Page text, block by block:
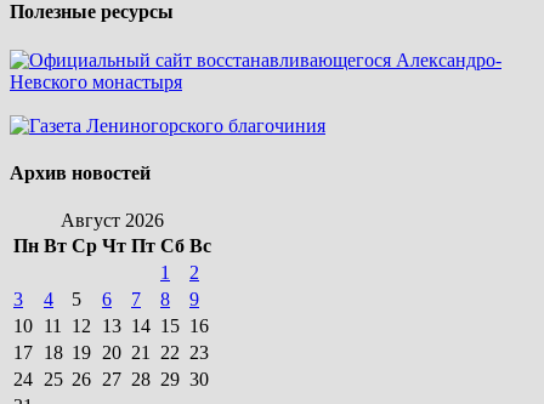
Полезные ресурсы
Архив новостей
Август 2026
Пн Вт Ср Чт Пт Сб Вс
1
2
3
4 5 6 7 8
9
10 11 12 13 14 15 16
17 18 19 20 21 22 23
24 25 26 27 28 29 30